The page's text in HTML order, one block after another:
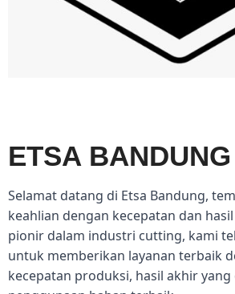
ETSA BANDUNG
Selamat datang di Etsa Bandung,
keahlian dengan kecepatan dan
pionir dalam industri cutting, kami
untuk memberikan layanan terbaik
kecepatan produksi, hasil akhir